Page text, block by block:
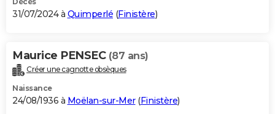
31/07/2024 à Quimperlé (Finistère)
Maurice PENSEC (87 ans)
Créer une cagnotte obsèques
Naissance
24/08/1936 à Moëlan-sur-Mer(Finistère)